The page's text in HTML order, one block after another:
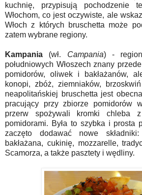
kuchnię, przypisują pochodzenie
Włochom, co jest oczywiste, ale
Włoch z których bruschetta może
zatem wybrane regiony.
Kampania (wł. Campania) -
południowych Włoszech znany
pomidorów, oliwek i bakłażanów,
konopi, zbóż, ziemniaków,
neapolitańskiej bruschetta jest
pracujący przy zbiorze pomidorów
przerw spożywali kromki chleba
pomidorami. Była to szybka i prosta
zaczęto dodawać nowe
bakłażana, cukinię, mozzarelle,
Scamorza, a także pasztety i wędliny.